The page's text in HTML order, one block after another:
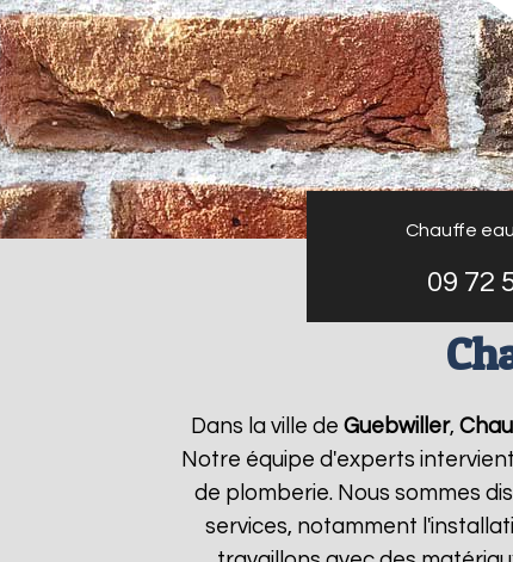
Chauffe
09 72
Dans la ville de Guebwiller,
Notre équipe d'experts
de plomberie. Nous sommes
services, notamment